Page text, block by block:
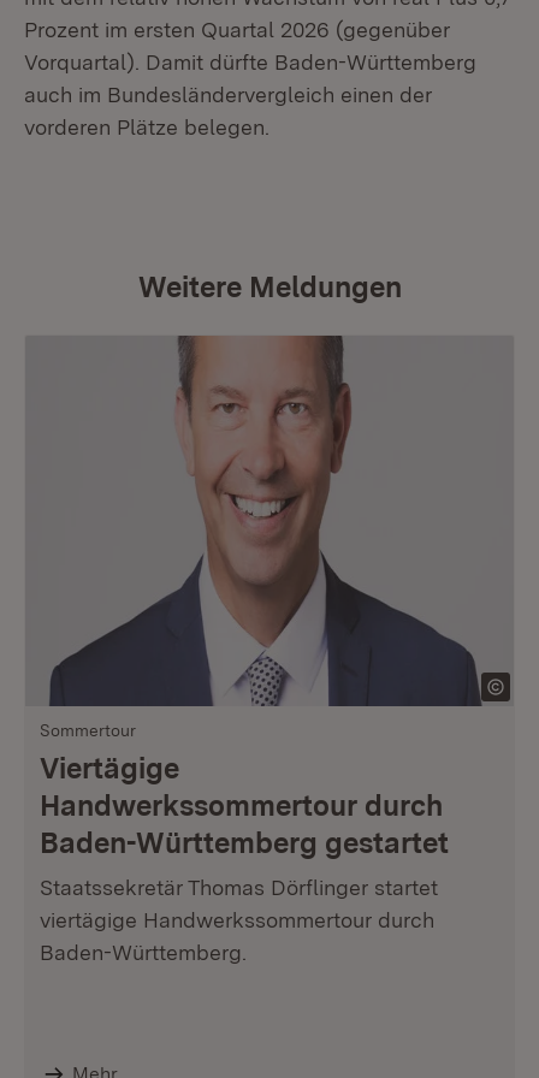
Prozent im ersten Quartal 2026 (gegenüber
Vorquartal). Damit dürfte Baden-Württemberg
auch im Bundesländervergleich einen der
vorderen Plätze belegen.
Weitere Meldungen
Sommertour
Viertägige
Handwerkssommertour durch
Baden-Württemberg gestartet
Staatssekretär Thomas Dörflinger startet
viertägige Handwerkssommertour durch
Baden-Württemberg.